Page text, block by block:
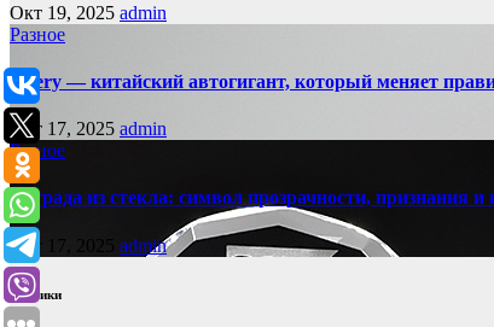
Окт 19, 2025 admin
Разное
Chery — китайский автогигант, который меняет
Окт 17, 2025 admin
Разное
Награда из стекла: символ прозрачности, признания и
Окт 17, 2025 admin
Рубрики